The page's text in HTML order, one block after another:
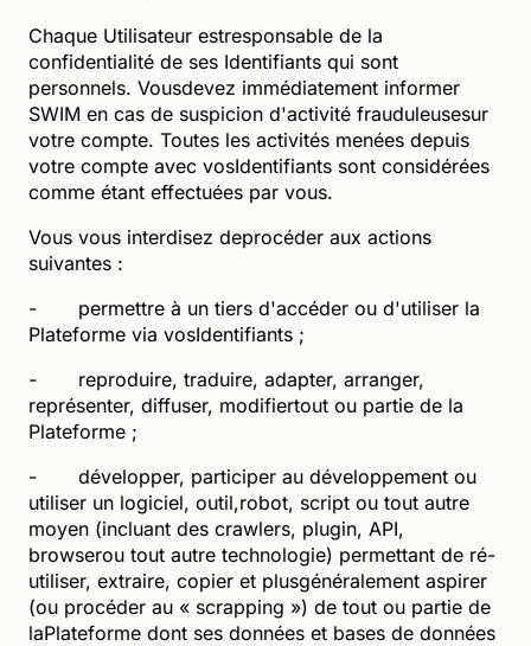
Chaque Utilisateur estresponsable de la
confidentialité de ses Identifiants qui sont
personnels. Vousdevez immédiatement informer
SWIM en cas de suspicion d'activité frauduleusesur
votre compte. Toutes les activités menées depuis
votre compte avec vosIdentifiants sont considérées
comme étant effectuées par vous.
Vous vous interdisez deprocéder aux actions
suivantes :
- permettre à un tiers d'accéder ou d'utiliser la
Plateforme via vosIdentifiants ;
- reproduire, traduire, adapter, arranger,
représenter, diffuser, modifiertout ou partie de la
Plateforme ;
- développer, participer au développement ou
utiliser un logiciel, outil,robot, script ou tout autre
moyen (incluant des crawlers, plugin, API,
browserou tout autre technologie) permettant de ré-
utiliser, extraire, copier et plusgénéralement aspirer
(ou procéder au « scrapping ») de tout ou partie de
laPlateforme dont ses données et bases de données